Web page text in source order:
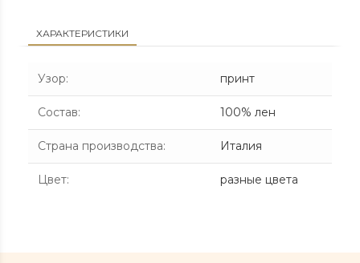
ХАРАКТЕРИСТИКИ
Узор: принт
Состав: 100% лен
Страна производства: Италия
Цвет: разные цвета